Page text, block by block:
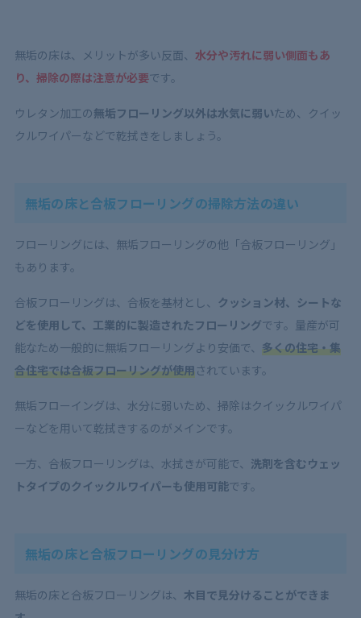
無垢の床は、メリットが多い反面、 水分や汚れに弱い側面もあ
り、掃除の際は注意が必要です。
ウレタン加工の無垢フローリング以外は水気に弱いため、クイッ
クルワイパーなどで乾拭きをしましょう。
無垢の床と合板フローリングの掃除方法の違い
フローリングには、無垢フローリングの他「合板フローリング」
もあります。
合板フローリングは、合板を基材とし、 クッション材、シートな
どを使用して、工業的に製造されたフローリングです。量産が可
能なため一般的に無垢フローリングより安価で、 多くの住宅・集
合住宅では合板フローリングが使用されています。
無垢フローイングは、水分に弱いため、掃除はクイックルワイパ
ーなどを用いて乾拭きするのがメインです。
一方、合板フローリングは、水拭きが可能で、 洗剤を含むウェッ
トタイプのクイックルワイパーも使用可能です。
無垢の床と合板フローリングの見分け方
無垢の床と合板フローリングは、 木目で見分けることができま